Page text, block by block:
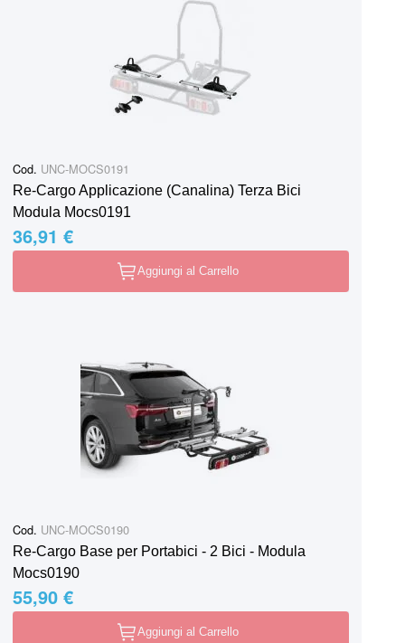
Cod. UNC-MOCS0191
Re-Cargo Applicazione (Canalina) Terza Bici
Modula Mocs0191
36,91 €
Aggiungi al Carrello
Cod. UNC-MOCS0190
Re-Cargo Base per Portabici - 2 Bici - Modula
Mocs0190
55,90 €
Aggiungi al Carrello